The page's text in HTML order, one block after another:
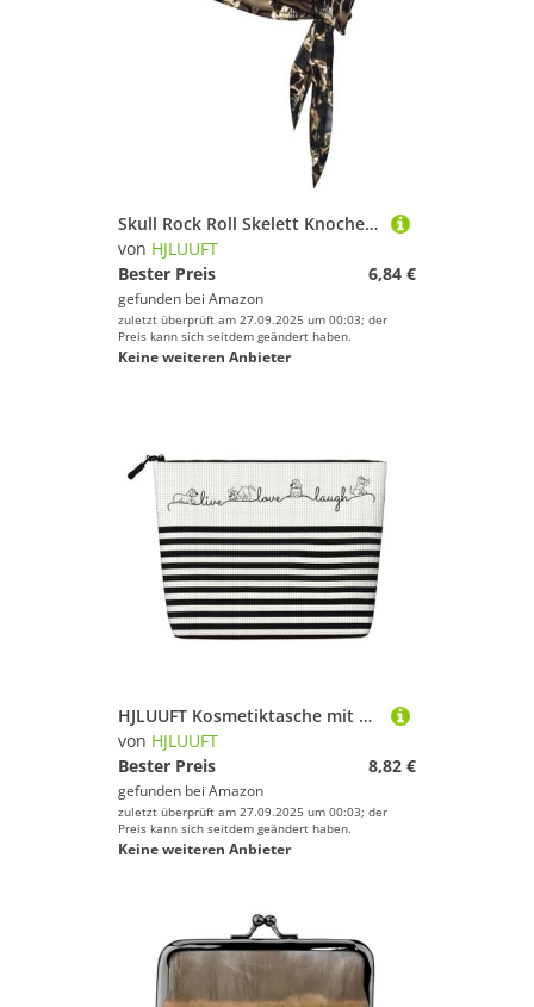
Skull Rock Roll Skelett Knochen Ultimate Performance Schweißabsorbierendes Bandana-Stirnband für Outdoor-Sportarten – Unisex-Design, weicher und atmungsaktiver Stoff
von HJLUUFT
Bester Preis
6,84 €
gefunden bei Amazon
zuletzt überprüft am 27.09.2025 um 00:03; der
Preis kann sich seitdem geändert haben.
Keine weiteren Anbieter
HJLUUFT Kosmetiktasche mit niedlichem Tiermotiv und Hundemotiv, große Kapazität, Kulturbeutel für Damen, Schwarz, Einheitsgröße
von HJLUUFT
Bester Preis
8,82 €
gefunden bei Amazon
zuletzt überprüft am 27.09.2025 um 00:03; der
Preis kann sich seitdem geändert haben.
Keine weiteren Anbieter